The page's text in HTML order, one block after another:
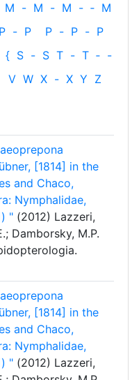
M - M - M - ‐ M
P - P P - P - P
{ S - S T - T ‐ -
V W X - X Y Z
[1814] in the
and Chaco,
Nymphalidae,
" (2012) Lazzeri,
Damborsky, M.P.
[1814] in the
and Chaco,
Nymphalidae,
" (2012) Lazzeri,